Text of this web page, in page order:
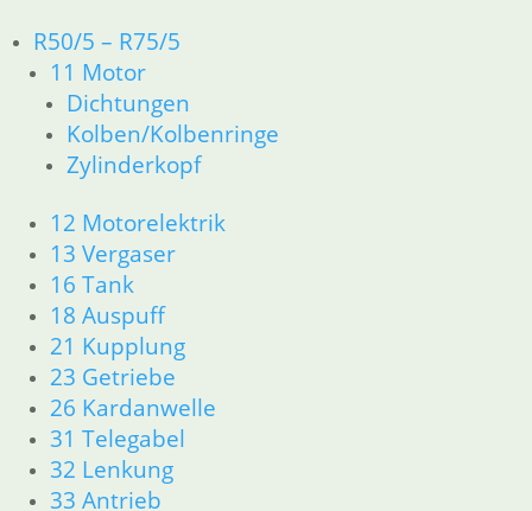
R50/5 – R75/5
11 Motor
Dichtungen
Kolben/Kolbenringe
Zylinderkopf
12 Motorelektrik
13 Vergaser
16 Tank
18 Auspuff
21 Kupplung
23 Getriebe
26 Kardanwelle
31 Telegabel
32 Lenkung
33 Antrieb
Einlassventil 42 x 8 mit 45 °
32,40€
Artikelnummer: 1250234
inkl. MwSt.
zzgl.Versandkosten
In den Warenkorb
Auslaßvenntil 40 x 8 mit 30 °
59,50€
Artikelnummer: 1338285
inkl. MwSt.
zzgl.Versandkosten
In den Warenkorb